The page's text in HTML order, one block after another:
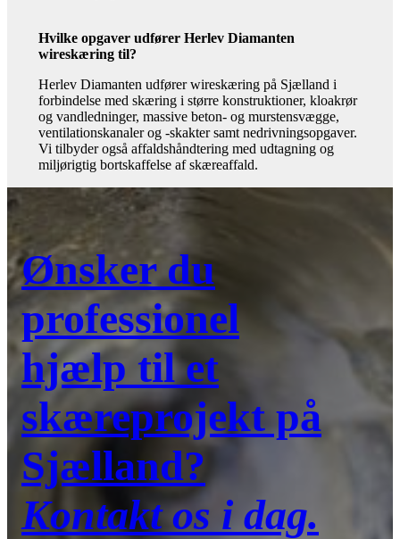
Hvilke opgaver udfører Herlev Diamanten
wireskæring til?
Herlev Diamanten udfører wireskæring på Sjælland i
forbindelse med skæring i større konstruktioner, kloakrør
og vandledninger, massive beton- og murstensvægge,
ventilationskanaler og -skakter samt nedrivningsopgaver.
Vi tilbyder også affaldshåndtering med udtagning og
miljørigtig bortskaffelse af skæreaffald.
Ønsker du
professionel
hjælp til et
skæreprojekt på
Sjælland?
Kontakt os i dag.